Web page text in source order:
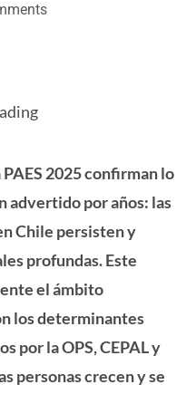
2025 confirman lo
advertido por años: las
Chile persisten y
profundas. Este
el ámbito
los determinantes
por la OPS, CEPAL y
personas crecen y se